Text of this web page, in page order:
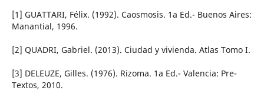
[1] GUATTARI, Félix. (1992). Caosmosis. 1a Ed.- Buenos Aires:
Manantial, 1996.
[2] QUADRI, Gabriel. (2013). Ciudad y vivienda. Atlas Tomo I.
[3] DELEUZE, Gilles. (1976). Rizoma. 1a Ed.- Valencia: Pre-
Textos, 2010.